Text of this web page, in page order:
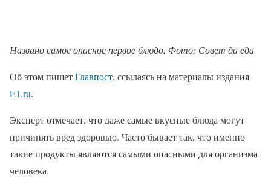
Названо самое опасное первое блюдо. Фото: Совет да еда
Об этом пишетГлавпост, ссылаясь на материалы издания
E1.ru.
Эксперт отмечает, что даже самые вкусные блюда могут
причинять вред здоровью. Часто бывает так, что именно
такие продукты являются самыми опасными для организма
человека.